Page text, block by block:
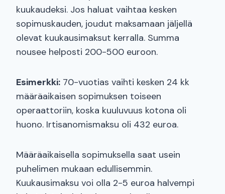
kuukaudeksi. Jos haluat vaihtaa kesken
sopimuskauden, joudut maksamaan jäljellä
olevat kuukausimaksut kerralla. Summa
nousee helposti 200-500 euroon.
Esimerkki: 70-vuotias vaihti kesken 24 kk
määräaikaisen sopimuksen toiseen
operaattoriin, koska kuuluvuus kotona oli
huono. Irtisanomismaksu oli 432 euroa.
Määräaikaisella sopimuksella saat usein
puhelimen mukaan edullisemmin.
Kuukausimaksu voi olla 2-5 euroa halvempi